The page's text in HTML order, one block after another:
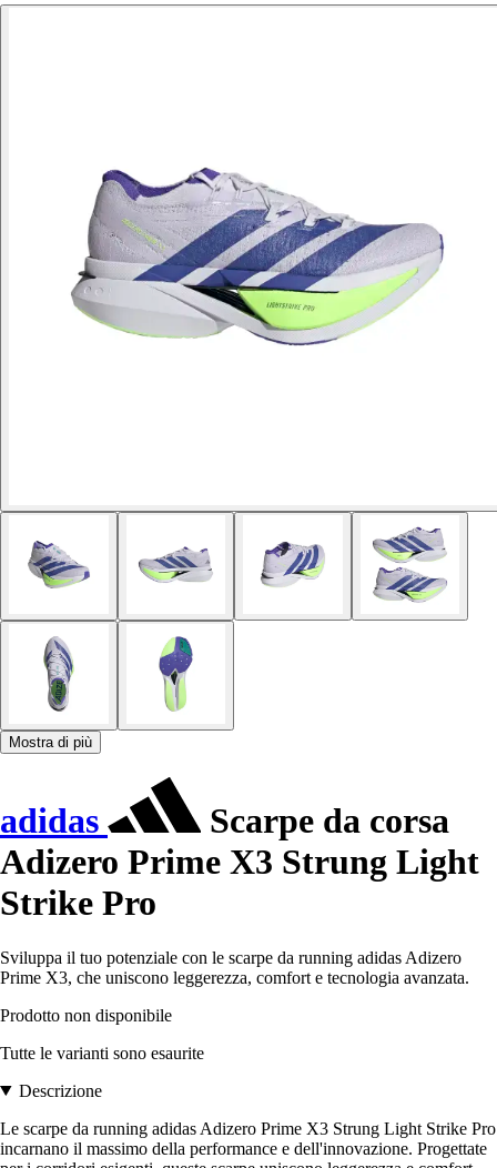
Mostra di più
adidas
Scarpe da corsa
Adizero Prime X3 Strung Light
Strike Pro
Sviluppa il tuo potenziale con le scarpe da running adidas Adizero
Prime X3, che uniscono leggerezza, comfort e tecnologia avanzata.
Prodotto non disponibile
Tutte le varianti sono esaurite
Descrizione
Le scarpe da running adidas Adizero Prime X3 Strung Light Strike Pro
incarnano il massimo della performance e dell'innovazione. Progettate